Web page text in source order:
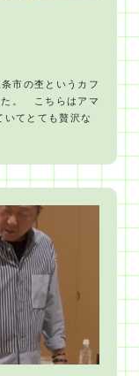
市の杢というカフ
た。 こちらはアマ
いてとても贅沢な